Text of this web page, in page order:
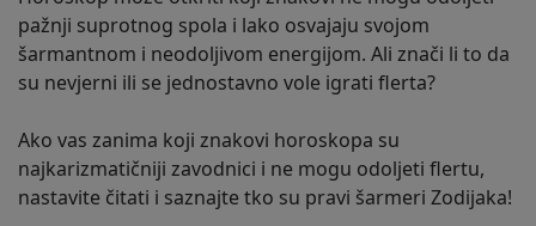
pažnji suprotnog spola i lako osvajaju svojom
šarmantnom i neodoljivom energijom. Ali znači li to da
su nevjerni ili se jednostavno vole igrati flerta?
Ako vas zanima koji znakovi horoskopa su
najkarizmatičniji zavodnici i ne mogu odoljeti flertu,
nastavite čitati i saznajte tko su pravi šarmeri Zodijaka!